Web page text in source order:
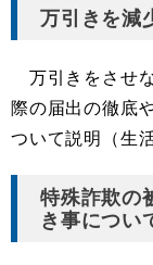
万引きを減
万引きをさせ
際の届出の徹底
ついて説明（生
特殊詐欺の
き事につい